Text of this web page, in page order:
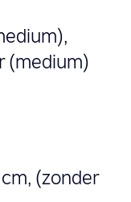
(medium)
(zonder